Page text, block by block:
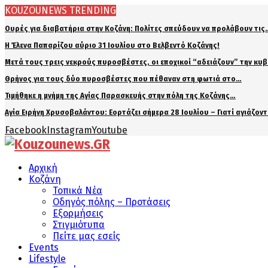
KOUZOUNEWS TRENDING
Ουρές για διαβατήρια στην Κοζάνη: Πολίτες σπεύδουν να προλάβουν
Η Έλενα Παπαρίζου αύριο 31 Ιουλίου στο Βελβεντό Κοζάνης!
Μετά τους τρεις νεκρούς πυροσβέστες, οι εποχικοί “αδειάζουν” την
Θρήνος για τους δύο πυροσβέστες που πέθαναν στη φωτιά στο…
Τιμήθηκε η μνήμη της Αγίας Παρασκευής στην πόλη της Κοζάνης…
Αγία Ειρήνη Χρυσοβαλάντου: Εορτάζει σήμερα 28 Ιουλίου – Γιατί
FacebookInstagramYoutube
Αρχική
Κοζάνη
Τοπικά Νέα
Οδηγός πόλης – Προτάσεις
Εξορμήσεις
Στιγμιότυπα
Πείτε μας εσείς
Events
Lifestyle